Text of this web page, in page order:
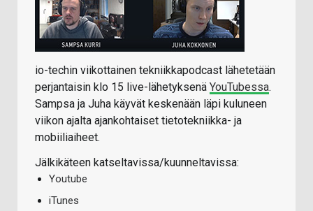
io-techin viikottainen tekniikkapodcast lähetetään
perjantaisin klo 15 live-lähetyksenä YouTubessa.
Sampsa ja Juha käyvät keskenään läpi kuluneen
viikon ajalta ajankohtaiset tietotekniikka- ja
mobiiliaiheet.
Jälkikäteen katseltavissa/kuunneltavissa:
Youtube
iTunes